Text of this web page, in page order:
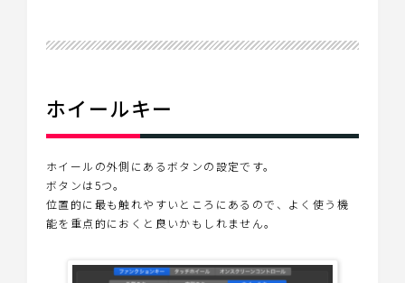
ホイールキー
ホイールの外側にあるボタンの設定です。
ボタンは5つ。
位置的に最も触れやすいところにあるので、よく使う機
能を重点的におくと良いかもしれません。